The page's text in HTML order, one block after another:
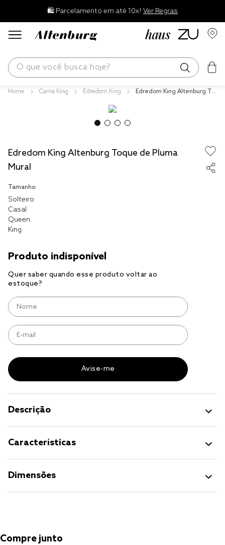
🛍️ Parcelamento em até 10x! Ver Regras
O que você busca hoje?
Cama King Edredom King
Edredom King Altenburg To
Edredom King Altenburg Toque de Pluma
Mural
Tamanho:
Solteiro
Casal
Queen
King
Descrição
Características
Dimensões
Compre junto
fronha
travesseiro
jogos cama
tencel
solteiro king
cobertor
jogo cama casal